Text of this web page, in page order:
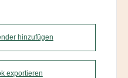
hinzufügen
exportieren